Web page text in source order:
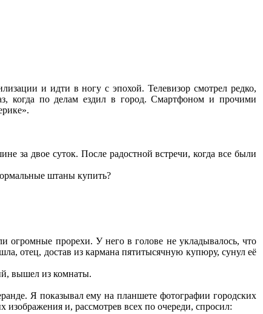
и идти в ногу с эпохой. Телевизор смотрел редко,
когда по делам ездил в город. Смартфоном и прочими
за двое суток. После радостной встречи, когда все были
штаны купить?
огромные прорехи. У него в голове не укладывалось, что
отец, достав из кармана пятитысячную купюру, сунул её
вышел из комнаты.
Я показывал ему на планшете фотографии городских
и, рассмотрев всех по очереди, спросил: